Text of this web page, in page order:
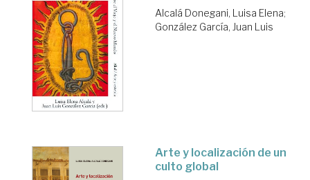
Alcalá Donegani, Luisa Elena;
González García, Juan Luis
Arte y localización de un
culto global